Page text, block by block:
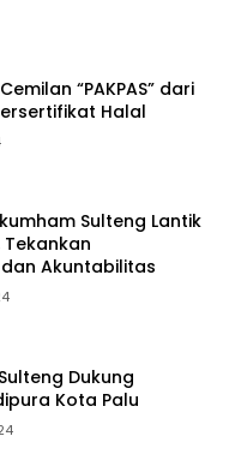
“PAKPAS” dari
Halal
Sulteng Lantik
Akuntabilitas
Dukung
Kota Palu